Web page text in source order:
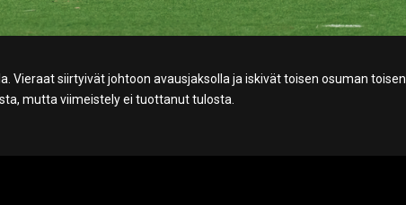
Vieraat siirtyivät johtoon avausjaksolla ja iskivät toisen osuman toisen
mutta viimeistely ei tuottanut tulosta.